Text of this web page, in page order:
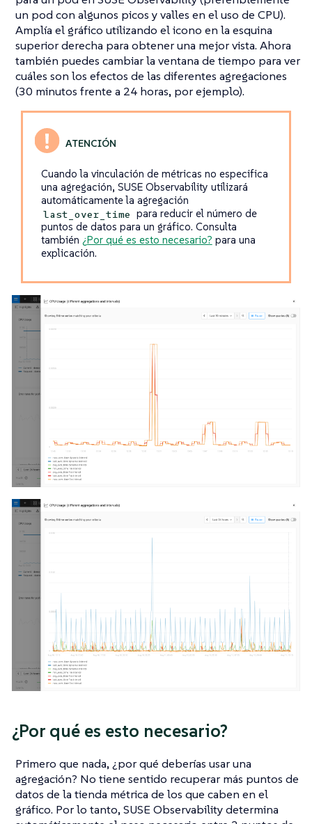
un pod con algunos picos y valles en el uso de CPU).
Amplía el gráfico utilizando el icono en la esquina
superior derecha para obtener una mejor vista. Ahora
también puedes cambiar la ventana de tiempo para ver
cuáles son los efectos de las diferentes agregaciones
(30 minutos frente a 24 horas, por ejemplo).
Cuando la vinculación de métricas no especifica
una agregación, SUSE Observability utilizará
automáticamente la agregación
last_over_time para reducir el número de
puntos de datos para un gráfico. Consulta
también ¿Por qué es esto necesario? para una
explicación.
¿Por qué es esto necesario?
Primero que nada, ¿por qué deberías usar una
agregación? No tiene sentido recuperar más puntos de
datos de la tienda métrica de los que caben en el
gráfico. Por lo tanto, SUSE Observability determina